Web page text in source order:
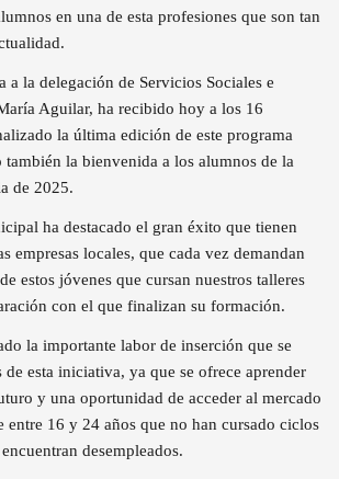
en una de esta profesiones que son tan
a la delegación de Servicios Sociales e
Aguilar, ha recibido hoy a los 16
la última edición de este programa
la bienvenida a los alumnos de la
de 2025.
ha destacado el gran éxito que tienen
empresas locales, que cada vez demandan
estos jóvenes que cursan nuestros talleres
con el que finalizan su formación.
la importante labor de inserción que se
de esta iniciativa, ya que se ofrece aprender
y una oportunidad de acceder al mercado
entre 16 y 24 años que no han cursado ciclos
desempleados.